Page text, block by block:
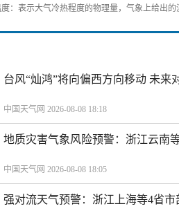
：表示大气冷热程度的物理量，气象上给出
台风“灿鸿”将向偏西方向移动 未来
中国天气网 2026-08-08 18:18
地质灾害气象风险预警：浙江云南
中国天气网 2026-08-08 18:05
强对流天气预警：浙江上海等4省